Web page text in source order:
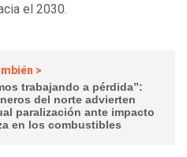
el 2030.
>
trabajando a pérdida”:
del norte advierten
paralización ante impacto
en los combustibles